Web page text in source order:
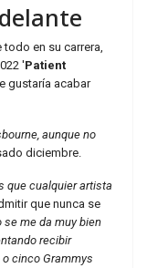
en su carrera,
'Patient
gustaría acabar
aunque no
diciembre.
que cualquier artista
que nunca se
se me da muy bien
recibir
cinco Grammys